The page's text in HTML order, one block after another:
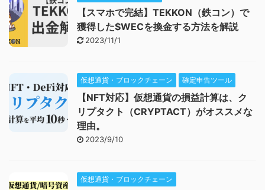
【スマホで完結】TEKKON（鉄コン）で
獲得した$WECを換金する方法を解説
2023/11/1
仮想通貨・ブロックチェーン 確定申告ツール
【NFT対応】仮想通貨の損益計算は、ク
リプタクト（CRYPTACT）がオススメな
理由。
2023/9/10
仮想通貨・ブロックチェーン